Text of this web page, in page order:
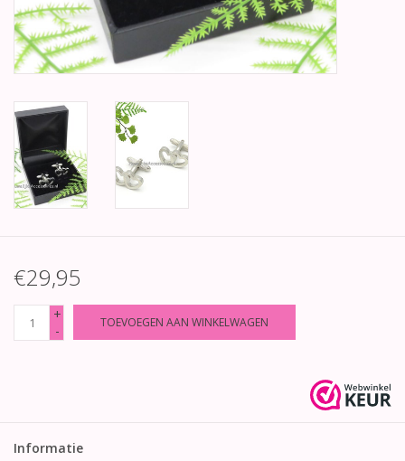
€29,95
+
-
TOEVOEGEN AAN WINKELWAGEN
Informatie